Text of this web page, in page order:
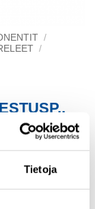
Tietoja
/
/